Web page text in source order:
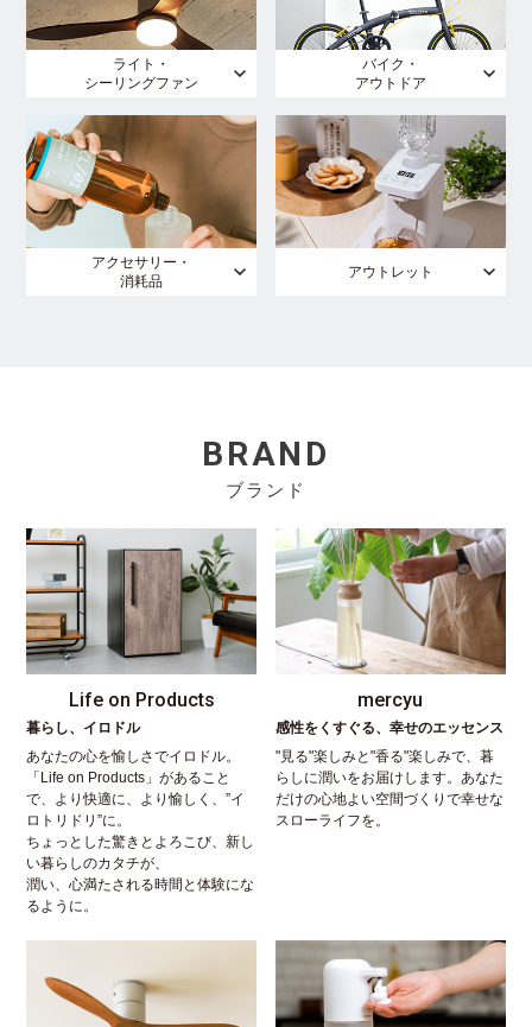
ライト・
シーリングファン
バイク・
アウトドア
アクセサリー・
消耗品
アウトレット
BRAND
ブランド
Life on Products
暮らし、イロドル
あなたの心を愉しさでイロドル。
「Life on Products」があること
で、より快適に、より愉しく、”イ
ロトリドリ”に。
ちょっとした驚きとよろこび、新し
い暮らしのカタチが、
潤い、心満たされる時間と体験にな
るように。
mercyu
感性をくすぐる、幸せのエッセンス
"見る"楽しみと"香る"楽しみで、暮
らしに潤いをお届けします。あなた
だけの心地よい空間づくりで幸せな
スローライフを。